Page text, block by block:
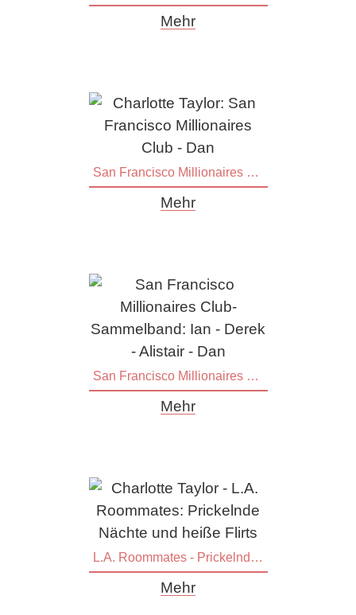
Mehr
San Francisco Millionaires Club - Dan
Mehr
San Francisco Millionaires Club-Sammelband
Mehr
L.A. Roommates - Prickelnde Nächte und heiße Flirts
Mehr